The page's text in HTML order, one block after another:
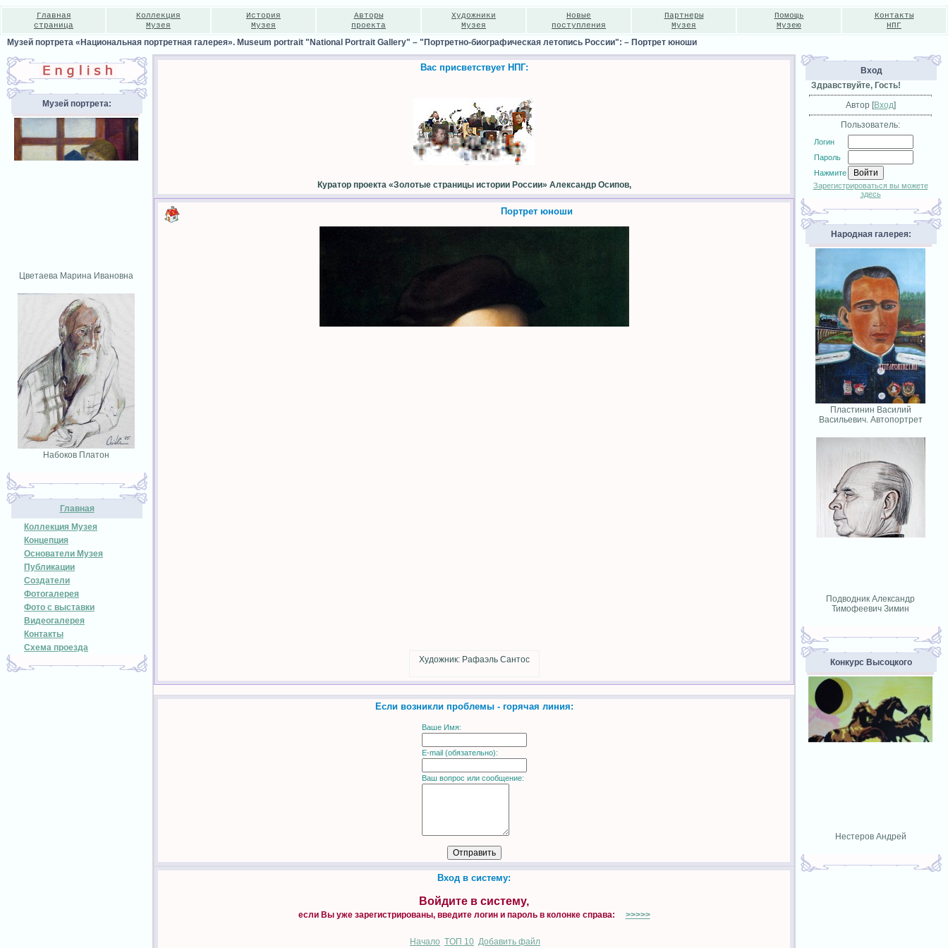
Главная
страница
Коллекция
Музея
История
Музея
Авторы
проекта
Художники
Музея
Новые
поступления
Партнеры
Музея
Помощь
Музею
Контакты
НПГ
Музей портрета «Национальная портретная галерея». Museum portrait "National Portrait Gallery" – "Портретно-биографическая летопись России": – Портрет юноши
Музей портрета:
Цветаева Марина Ивановна
Набоков Платон
Главная
Коллекция Музея
Концепция
Основатели Музея
Публикации
Создатели
Фотогалерея
Фото с выставки
Видеогалерея
Контакты
Схема проезда
Вас присветствует НПГ:
Куратор проекта «Золотые страницы истории России» Александр Осипов,
Портрет юноши
Художник: Рафаэль Сантос
Если возникли проблемы - горячая линия:
Ваше Имя:
E-mail (обязательно):
Ваш вопрос или сообщение:
Вход в систему:
Войдите в систему,
если Вы уже зарегистрированы, введите логин и пароль в колонке справа: >>>>>
Начало TOП 10 Добавить файл
Вход
Здравствуйте, Гость!
Автор [Вход]
Пользователь:
Логин
Пароль
Нажмите
Зарегистрироваться вы можете
здесь
Народная галерея:
Пластинин Василий
Васильевич. Автопортрет
Подводник Александр
Тимофеевич Зимин
Конкурс Высоцкого
Нестеров Андрей